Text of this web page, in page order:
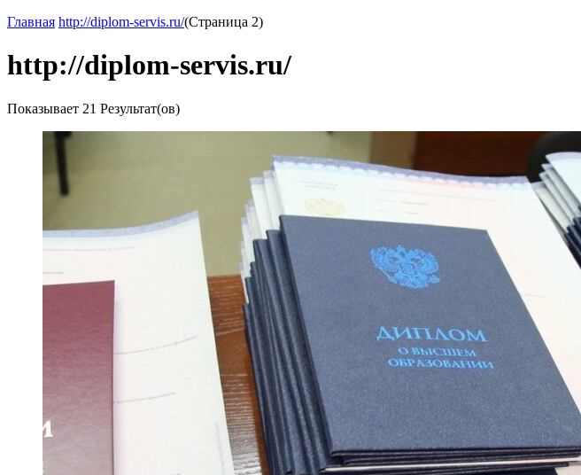
Главная http://diplom-servis.ru/(Страница 2)
http://diplom-servis.ru/
Показывает 21 Результат(ов)